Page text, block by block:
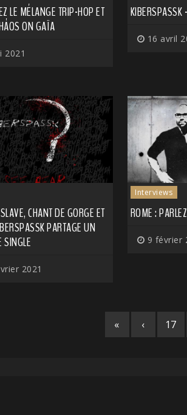
LE MÉLANGE TRIP-HOP ET
ON GAÏA
2021
KIBERSPASSK
16 avril
CHANT DE GORGE ET
PARTAGE UN
SINGLE
2021
Interviews
ROME :
9 février
« ‹ 17